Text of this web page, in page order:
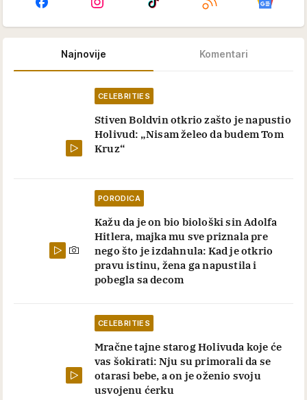
Najnovije Komentari
CELEBRITIES
Stiven Boldvin otkrio zašto je napustio
Holivud: „Nisam želeo da budem Tom
Kruz“
PORODICA
Kažu da je on bio biološki sin Adolfa
Hitlera, majka mu sve priznala pre
nego što je izdahnula: Kad je otkrio
pravu istinu, žena ga napustila i
pobegla sa decom
CELEBRITIES
Mračne tajne starog Holivuda koje će
vas šokirati: Nju su primorali da se
otarasi bebe, a on je oženio svoju
usvojenu ćerku